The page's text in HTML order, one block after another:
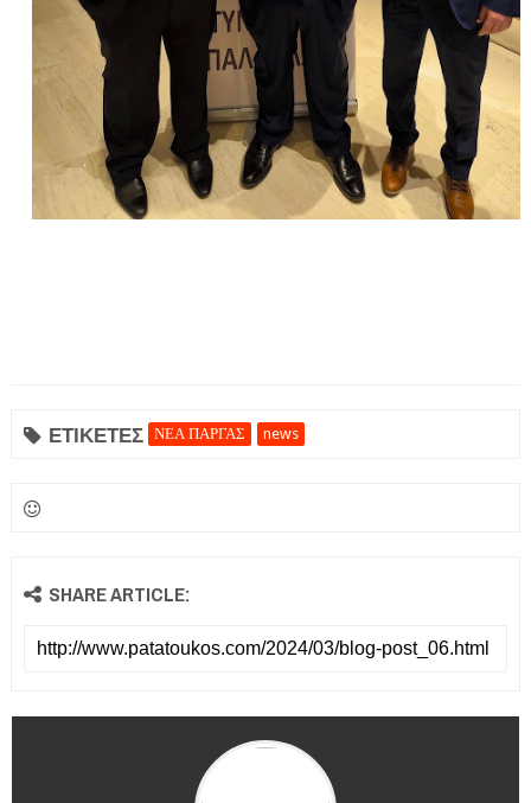
ΕΤΙΚΕΤΕΣ ΝΕΑ ΠΑΡΓΑΣ news
SHARE ARTICLE: